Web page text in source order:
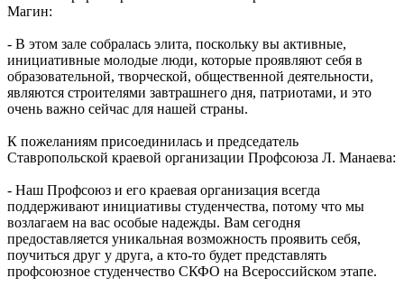
Магин:
- В этом зале собралась элита, поскольку вы активные,
инициативные молодые люди, которые проявляют себя в
образовательной, творческой, общественной деятельности,
являются строителями завтрашнего дня, патриотами, и это
очень важно сейчас для нашей страны.
К пожеланиям присоединилась и председатель
Ставропольской краевой организации Профсоюза Л. Манаева:
- Наш Профсоюз и его краевая организация всегда
поддерживают инициативы студенчества, потому что мы
возлагаем на вас особые надежды. Вам сегодня
предоставляется уникальная возможность проявить себя,
поучиться друг у друга, а кто-то будет представлять
профсоюзное студенчество СКФО на Всероссийском этапе.